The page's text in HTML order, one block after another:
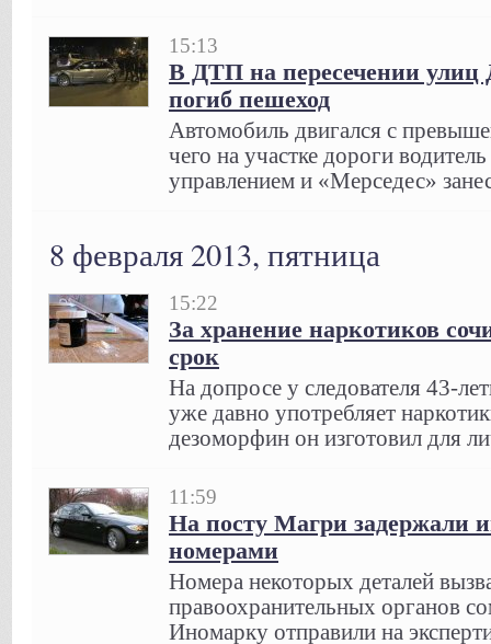
15:13
В ДТП на пересечении улиц
погиб пешеход
Автомобиль двигался с
чего на участке дороги
управлением и «Мерседес»
8 февраля 2013, пятница
15:22
За хранение наркотиков
срок
На допросе у следователя 43-
уже давно употребляет
дезоморфин он изготовил для
11:59
На посту Магри задержали
номерами
Номера некоторых деталей
правоохранительных органов
Иномарку отправили на